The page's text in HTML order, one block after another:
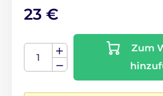
23 €
Zum